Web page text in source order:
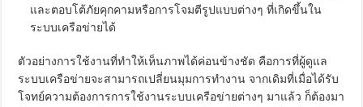
และตอบโต้ภัยคุกคามหรือการโจมตีรูปแบบต่างๆ ที่เกิดขึ้นใน
ระบบเครือข่ายได้
ตัวอย่างการใช้งานที่ทำให้เห็นภาพได้ค่อนข้างชัด คือการที่ผู้ดูแล
ระบบเครือข่ายจะสามารถเปลี่ยนมุมการทำงาน จากเดิมที่เมื่อได้รับ
โจทย์ความต้องการการใช้งานระบบเครือข่ายต่างๆ มาแล้ว ก็ต้องมา